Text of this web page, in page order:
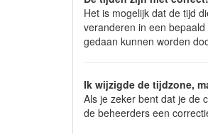
Het is mogelijk dat de tijd
veranderen in een
gedaan kunnen worden
Ik wijzigde de tijdzone,
Als je zeker bent dat je de
de beheerders een